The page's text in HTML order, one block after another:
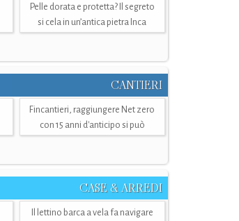
Pelle dorata e protetta? Il segreto
si cela in un’antica pietra Inca
CANTIERI
Fincantieri, raggiungere Net zero
con 15 anni d'anticipo si può
CASE & ARREDI
Il lettino barca a vela fa navigare